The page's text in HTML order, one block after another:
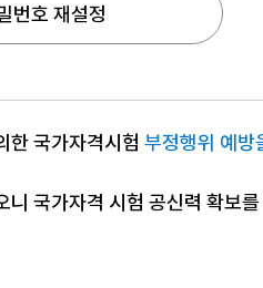
번호 재설정
한 국가자격시험 부정행위 예방
니 국가자격 시험 공신력 확보